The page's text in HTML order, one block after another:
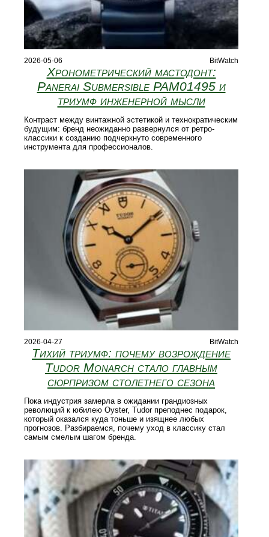
2026-05-06 BitWatch
Хронометрический мастодонт:
Panerai Submersible PAM01495 и
триумф инженерной мысли
Контраст между винтажной эстетикой и технократическим
будущим: бренд неожиданно развернулся от ретро-
классики к созданию подчеркнуто современного
инструмента для профессионалов.
2026-04-27 BitWatch
Тихий триумф: почему возрождение
Tudor Monarch стало главным
сюрпризом столетнего сезона
Пока индустрия замерла в ожидании грандиозных
революций к юбилею Oyster, Tudor преподнес подарок,
который оказался куда тоньше и изящнее любых
прогнозов. Разбираемся, почему уход в классику стал
самым смелым шагом бренда.